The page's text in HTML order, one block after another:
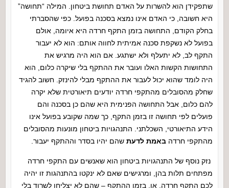
שתפקידן הוא להשרות על האדם תחושת ביטחון. המילה “תחושה”
היא חשובה, כי האדם אינו נמצא בסכנה בפועל. כפי שהסברתי
בחלק הקודם, התחושה בזמן התקף חרדה היא איומה, אולם
בפועל לא נשקפת סכנה אמיתית לחווה אותם: הוא לא יעבור
התקף לב, לא יתעלף ולא ישתגע. אם הוא היה מרגיש את
התחושות הקשות האלו ועובר את ההתקף בלי שיקרה כלום, הוא
היה לומד שהוא יכול לעבור את ההתקף מבלי להינזק. חשוב להגיד
שחלק מהסובלים מהתקפי חרדה יודעים תיאורטית שלא יקרה
להם כלום, אבל התחושה הפנימית היא שהם כן בסכנה והם
פועלים לפי תחושה זו בזמן התקף, כך שמה שקובע בפועל אינו
הידע התיאורטי, השכלתני. התנהגויות ביטחון מונעות מהסובלים
מהתקפי חרדה באמת לדעתשהם יהיו בסדר וההתקף יעבור.
נזק נוסף של התנהגויות ביטחון הוא שאנשים עם התקפי חרדה
מפתחים תלות בהן, ומרגישים שאם לא ינקטו בהתנהגות זו יהיה
לכם התקף חרדה, או, בזמן ההתקף – שהם לא יצליחו לשרוד בלי